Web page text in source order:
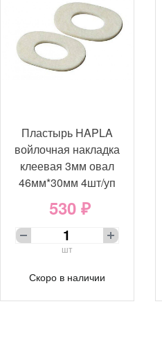
Пластырь HAPLA
войлочная накладка
клеевая 3мм овал
46мм*30мм 4шт/уп
530 ₽
шт
Скоро в наличии